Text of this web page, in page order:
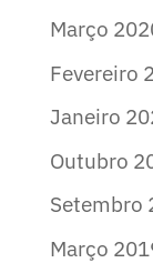
Março
Fevereiro
Janeiro
Outubro
Setembro
Março